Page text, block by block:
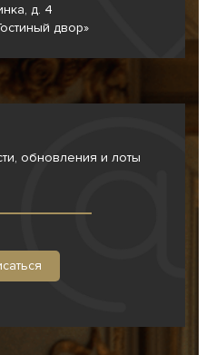
д. 4
двор»
обновления и лоты